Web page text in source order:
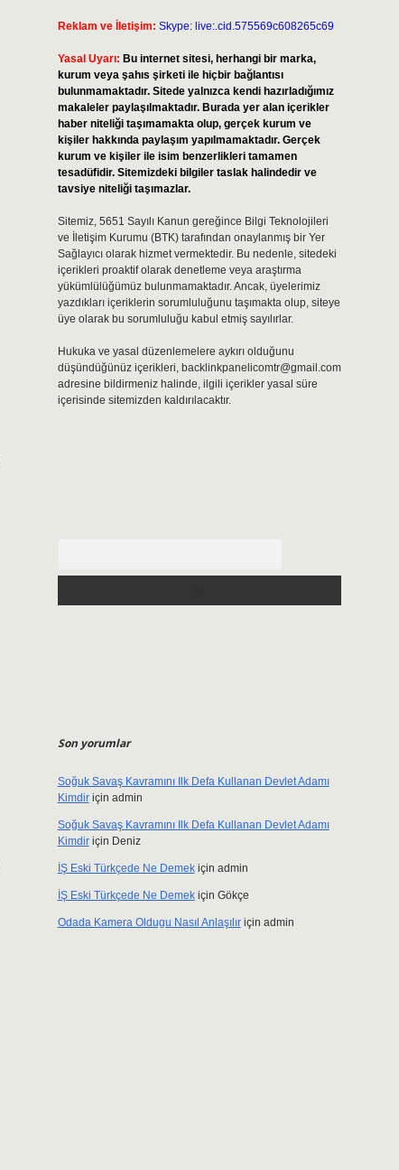
Reklam ve İletişim: Skype: live:.cid.575569c608265c69
Yasal Uyarı: Bu internet sitesi, herhangi bir marka,
kurum veya şahıs şirketi ile hiçbir bağlantısı
bulunmamaktadır. Sitede yalnızca kendi hazırladığımız
makaleler paylaşılmaktadır. Burada yer alan içerikler
haber niteliği taşımamakta olup, gerçek kurum ve
kişiler hakkında paylaşım yapılmamaktadır. Gerçek
kurum ve kişiler ile isim benzerlikleri tamamen
tesadüfidir. Sitemizdeki bilgiler taslak halindedir ve
tavsiye niteliği taşımazlar.
Sitemiz, 5651 Sayılı Kanun gereğince Bilgi Teknolojileri
ve İletişim Kurumu (BTK) tarafından onaylanmış bir Yer
Sağlayıcı olarak hizmet vermektedir. Bu nedenle, sitedeki
içerikleri proaktif olarak denetleme veya araştırma
yükümlülüğümüz bulunmamaktadır. Ancak, üyelerimiz
yazdıkları içeriklerin sorumluluğunu taşımakta olup, siteye
üye olarak bu sorumluluğu kabul etmiş sayılırlar.
Hukuka ve yasal düzenlemelere aykırı olduğunu
düşündüğünüz içerikleri, backlinkpanelicomtr@gmail.com
adresine bildirmeniz halinde, ilgili içerikler yasal süre
içerisinde sitemizden kaldırılacaktır.
Son yorumlar
Soğuk Savaş Kavramını Ilk Defa Kullanan Devlet Adamı
Kimdiriçin admin
Soğuk Savaş Kavramını Ilk Defa Kullanan Devlet Adamı
Kimdiriçin Deniz
İŞ Eski Türkçede Ne Demekiçin admin
İŞ Eski Türkçede Ne Demekiçin Gökçe
Odada Kamera Oldugu Nasıl Anlaşılıriçin admin